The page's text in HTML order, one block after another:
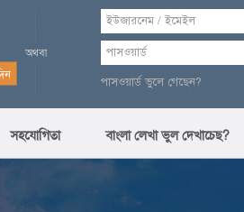
পাসওয়ার্ড ভুলে গেছেন?
সহযোগিতা বাংলা লেখা ভুল দেখাচেছ?